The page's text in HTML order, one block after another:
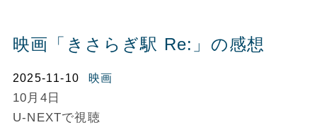
映画「きさらぎ駅 Re:」の感想
2025-11-10 映画
10月4日
U-NEXTで視聴